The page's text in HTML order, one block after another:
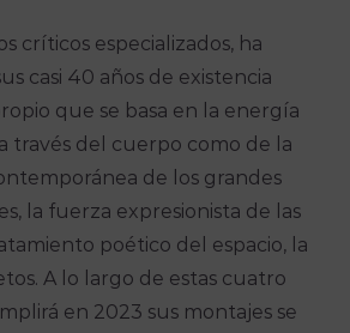
críticos especializados, ha
casi 40 años de existencia
que se basa en la energía
través del cuerpo como de la
de los grandes
la fuerza expresionista de las
poético del espacio, la
A lo largo de estas cuatro
en 2023 sus montajes se